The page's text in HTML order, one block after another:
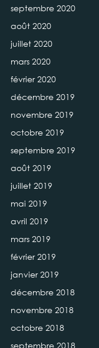
septembre 2020
août 2020
juillet 2020
mars 2020
février 2020
décembre 2019
novembre 2019
octobre 2019
septembre 2019
août 2019
juillet 2019
mai 2019
avril 2019
mars 2019
février 2019
janvier 2019
décembre 2018
novembre 2018
octobre 2018
septembre 2018